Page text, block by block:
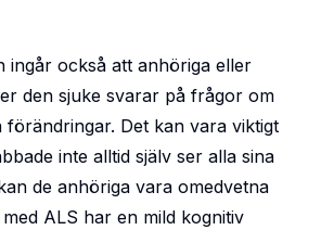
ingår också att anhöriga eller
den sjuke svarar på frågor om
förändringar. Det kan vara viktigt
inte alltid själv ser alla sina
de anhöriga vara omedvetna
ALS har en mild kognitiv